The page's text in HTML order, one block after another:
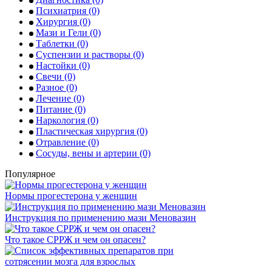
Психиатрия (0)
Хирургия (0)
Мази и Гели (0)
Таблетки (0)
Суспензии и растворы (0)
Настойки (0)
Свечи (0)
Разное (0)
Лечение (0)
Питание (0)
Наркология (0)
Пластическая хирургия (0)
Отравление (0)
Сосуды, вены и артерии (0)
Популярное
Нормы прогестерона у женщин
Инструкция по применению мази Меновазин
Что такое СРРЖ и чем он опасен?